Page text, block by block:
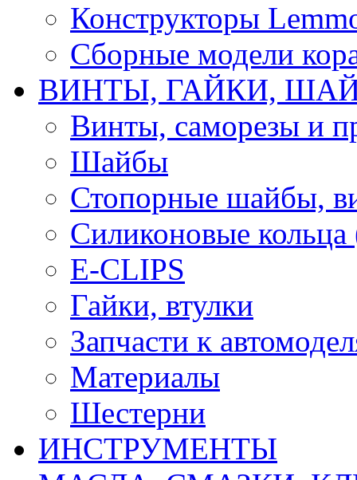
Конструкторы
Сборные модели
ВИНТЫ, ГАЙКИ,
Винты, саморезы и
Шайбы
Стопорные шайбы,
Силиконовые
E-CLIPS
Гайки, втулки
Запчасти к
Материалы
Шестерни
ИНСТРУМЕНТЫ